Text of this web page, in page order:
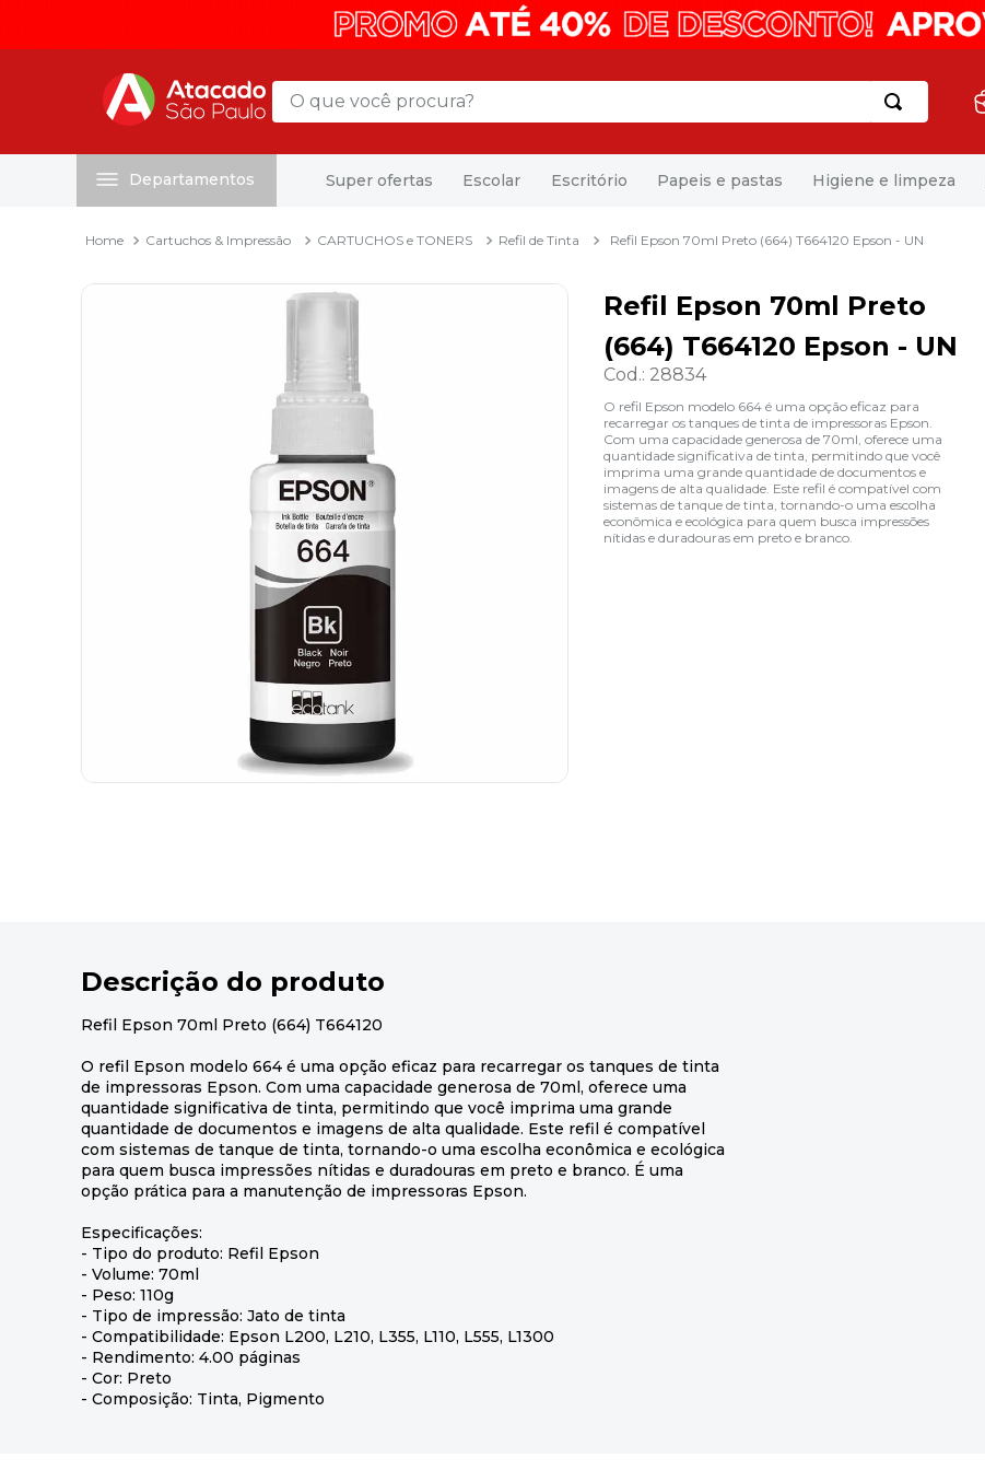
O que você procura?
Departamentos Super ofertas Escolar Escritório Papeis e pastas Higiene e limpeza
Cartuchos & Impressão CARTUCHOS e TONERS Refil de Tinta Refil Epson 70ml Preto (664) T664120 Epson - UN
Refil Epson 70ml Preto
(664) T664120 Epson - UN
Cod.: 28834
O refil Epson modelo 664 é uma opção eficaz para
recarregar os tanques de tinta de impressoras Epson.
Com uma capacidade generosa de 70ml, oferece uma
quantidade significativa de tinta, permitindo que você
imprima uma grande quantidade de documentos e
imagens de alta qualidade. Este refil é compatível com
sistemas de tanque de tinta, tornando-o uma escolha
econômica e ecológica para quem busca impressões
nítidas e duradouras em preto e branco.
Descrição do produto
Refil Epson 70ml Preto (664) T664120
O refil Epson modelo 664 é uma opção eficaz para recarregar os tanques de tinta
de impressoras Epson. Com uma capacidade generosa de 70ml, oferece uma
quantidade significativa de tinta, permitindo que você imprima uma grande
quantidade de documentos e imagens de alta qualidade. Este refil é compatível
com sistemas de tanque de tinta, tornando-o uma escolha econômica e ecológica
para quem busca impressões nítidas e duradouras em preto e branco. É uma
opção prática para a manutenção de impressoras Epson.
Especificações:
- Tipo do produto: Refil Epson
- Volume: 70ml
- Peso: 110g
- Tipo de impressão: Jato de tinta
- Compatibilidade: Epson L200, L210, L355, L110, L555, L1300
- Rendimento: 4.00 páginas
- Cor: Preto
- Composição: Tinta, Pigmento
papel toalha